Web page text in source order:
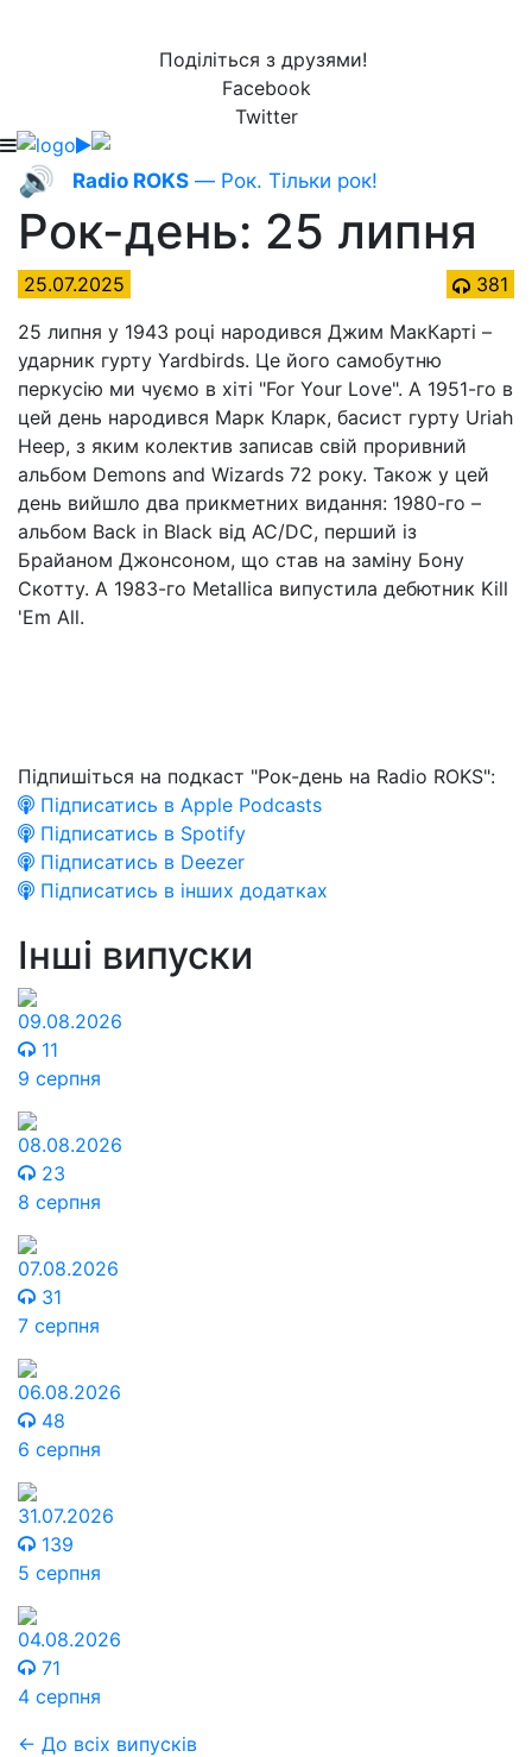
Поділіться з друзями!
Facebook
Twitter
🔊 Radio ROKS — Рок. Тільки рок!
Рок-день: 25 липня
25.07.2025
381
25 липня у 1943 році народився Джим МакКарті –
ударник гурту Yardbirds. Це його самобутню
перкусію ми чуємо в хіті "For Your Love". А 1951-го в
цей день народився Марк Кларк, басист гурту Uriah
Heep, з яким колектив записав свій проривний
альбом Demons and Wizards 72 року. Також у цей
день вийшло два прикметних видання: 1980-го –
альбом Back in Black від AC/DC, перший із
Брайаном Джонсоном, що став на заміну Бону
Скотту. А 1983-го Metallica випустила дебютник Kill
'Em All.
Підпишіться на подкаст "Рок-день на Radio ROKS":
Підписатись в Apple Podcasts
Підписатись в Spotify
Підписатись в Deezer
Підписатись в інших додатках
Інші випуски
09.08.2026
11
9 серпня
08.08.2026
23
8 серпня
07.08.2026
31
7 серпня
06.08.2026
48
6 серпня
31.07.2026
139
5 серпня
04.08.2026
71
4 серпня
← До всіх випусків